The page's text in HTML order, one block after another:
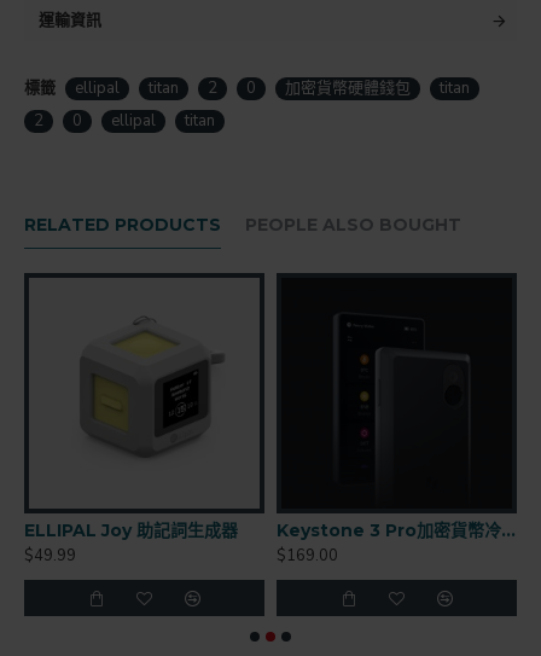
運輸資訊
標籤 ellipal titan 2 0 加密貨幣硬體錢包
titan
2
0 ellipal titan
RELATED PRODUCTS PEOPLE ALSO BOUGHT
ELLIPAL Joy 助記詞生成器
$49.99
Keystone 3 Pro加密貨幣冷錢包
$169.00